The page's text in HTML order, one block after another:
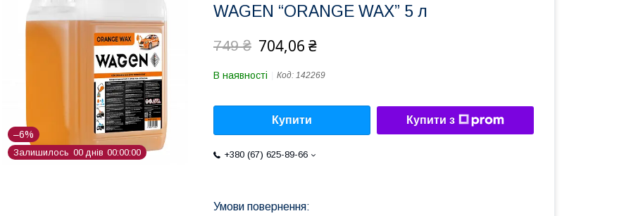
–6%
Залишилось 00 днів 00 00 00
WAGEN “ORANGE WAX” 5 л
749 ₴ 704,06 ₴
В наявності Код: 142269
Купити Купити з
+380 (67) 625-89-66